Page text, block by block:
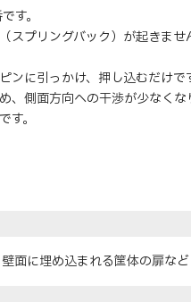
す。
プリングバック）が起きませ
に引っかけ、押し込むだけで
側面方向への干渉が少なくな
。
面に埋め込まれる筐体の扉など